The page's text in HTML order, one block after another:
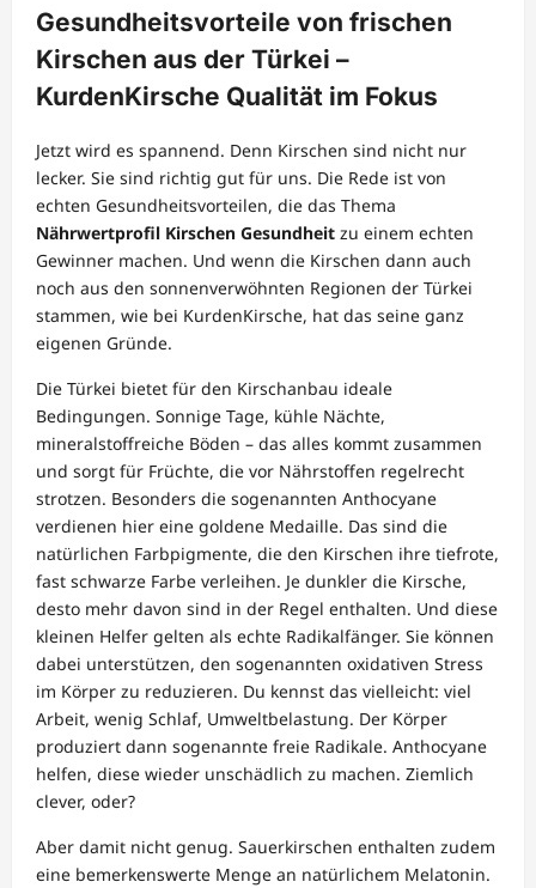
Gesundheitsvorteile von frischen
Kirschen aus der Türkei –
KurdenKirsche Qualität im Fokus
Jetzt wird es spannend. Denn Kirschen sind nicht nur
lecker. Sie sind richtig gut für uns. Die Rede ist von
echten Gesundheitsvorteilen, die das Thema
Nährwertprofil Kirschen Gesundheit zu einem echten
Gewinner machen. Und wenn die Kirschen dann auch
noch aus den sonnenverwöhnten Regionen der Türkei
stammen, wie bei KurdenKirsche, hat das seine ganz
eigenen Gründe.
Die Türkei bietet für den Kirschanbau ideale
Bedingungen. Sonnige Tage, kühle Nächte,
mineralstoffreiche Böden – das alles kommt zusammen
und sorgt für Früchte, die vor Nährstoffen regelrecht
strotzen. Besonders die sogenannten Anthocyane
verdienen hier eine goldene Medaille. Das sind die
natürlichen Farbpigmente, die den Kirschen ihre tiefrote,
fast schwarze Farbe verleihen. Je dunkler die Kirsche,
desto mehr davon sind in der Regel enthalten. Und diese
kleinen Helfer gelten als echte Radikalfänger. Sie können
dabei unterstützen, den sogenannten oxidativen Stress
im Körper zu reduzieren. Du kennst das vielleicht: viel
Arbeit, wenig Schlaf, Umweltbelastung. Der Körper
produziert dann sogenannte freie Radikale. Anthocyane
helfen, diese wieder unschädlich zu machen. Ziemlich
clever, oder?
Aber damit nicht genug. Sauerkirschen enthalten zudem
eine bemerkenswerte Menge an natürlichem Melatonin.